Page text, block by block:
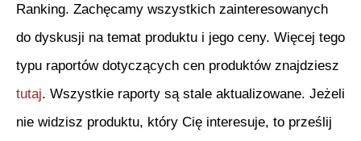
Ranking. Zachęcamy wszystkich zainteresowanych
do dyskusji na temat produktu i jego ceny. Więcej tego
typu raportów dotyczących cen produktów znajdziesz
tutaj. Wszystkie raporty są stale aktualizowane. Jeżeli
nie widzisz produktu, który Cię interesuje, to prześlij